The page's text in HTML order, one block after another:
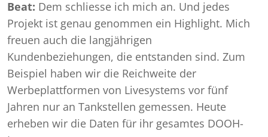
Beat: Dem schliesse ich mich an. Und jedes
Projekt ist genau genommen ein Highlight. Mich
freuen auch die langjährigen
Kundenbeziehungen, die entstanden sind. Zum
Beispiel haben wir die Reichweite der
Werbeplattformen von Livesystems vor fünf
Jahren nur an Tankstellen gemessen. Heute
erheben wir die Daten für ihr gesamtes DOOH-